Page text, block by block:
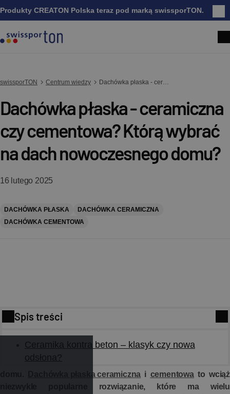
Produkty CREATON Polska teraz pod marką swissporTON.
swissporTON Centrum wiedzy Dachówka płaska - ceramiczna czy cementowa? Którą wybrać na dach nowoczesnego domu?
Dachówka płaska - ceramiczna
czy cementowa? Którą wybrać
na dach nowoczesnego domu?
16 lutego 2025
DACHÓWKA PŁASKA
DACHÓWKA CERAMICZNA
DACHÓWKA CEMENTOWA
Spis treści
Ceramika kontra beton – klasyk czy nowa
odsłona?
Wybór pokrycia dachowego to jedna z najważniejszych
decyzji, jakie podejmujemy przy budowie lub remoncie
Dachówka płaska ceramiczna i cementowato wciąż
niezwykle popularne rozwiązanie, które ma wielu